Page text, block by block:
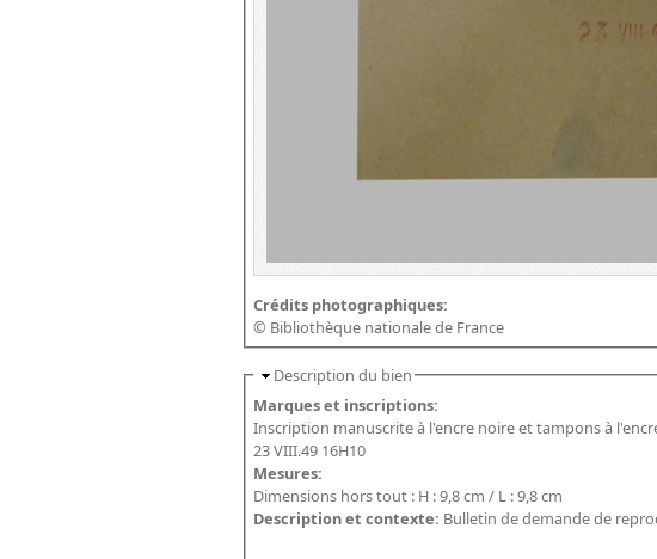
Crédits photographiques:
© Bibliothèque nationale de France
Description du bien
Marques et inscriptions:
Inscription manuscrite à l'encre noire et tampons à
23 VIII.49 16H10
Mesures:
Dimensions hors tout : H : 9,8 cm / L : 9,8 cm
Description et contexte: Bulletin de demande de